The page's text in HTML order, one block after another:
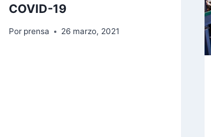
COVID-19
Por prensa 26 marzo, 2021